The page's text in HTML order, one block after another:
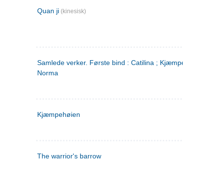
Quan ji (kinesisk)
Samlede verker. Første bind : Catilina ; Kjæmpehøien ;
Norma
Kjæmpehøien
The warrior's barrow